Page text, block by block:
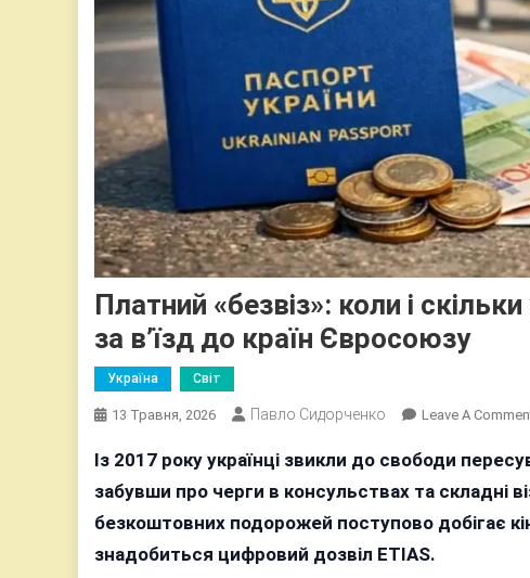
Платний «безвіз»: коли і
за в’їзд до країн Євросоюзу
Україна Світ
13 Травня, 2026 Павло Сидорченко Leave A
Із 2017 року українці звикли до свободи
забувши про черги в консульствах та складні
безкоштовних подорожей поступово добігає
знадобиться цифровий дозвіл ETIAS.